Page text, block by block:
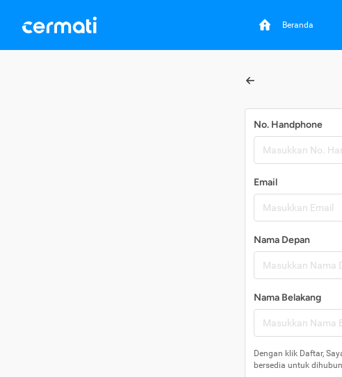
Beranda
No. Handphone
Email
Nama Depan
Nama Belakang
Dengan klik Daftar,
bersedia untuk